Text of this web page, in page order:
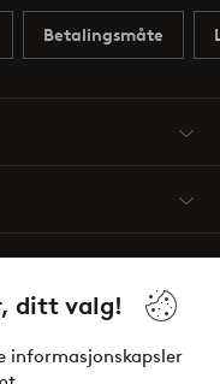
ditt valg!
informasjonskapsler
Betalingsmåte